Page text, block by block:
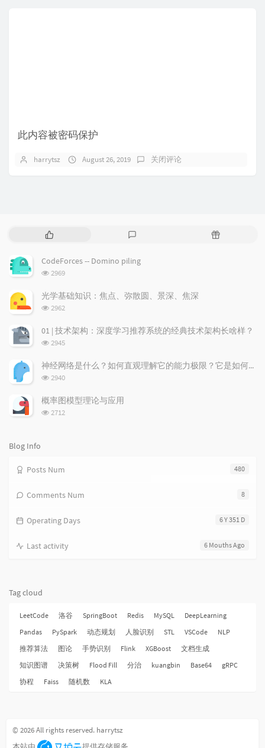
此内容被密码保护
harrytsz August 26, 2019 关闭评论
P
p
u
a
r
r
t
c
l
s
e
t
m
n
R
t
l
CodeForces -- Domino piling
浏
次
数:
2969
光学基础知识：焦点、弥散圆、景深、焦深
浏
次
数:
2962
01 | 技术架构：深度学习推荐系统的经典技术架构长啥样？
浏
次
数:
2945
神经网络是什么？如何直观理解它的能力极限？它是如何无限逼近真理？
浏
次
数:
2940
概率图模型理论与应用
浏
2712
Blog Info
480
Posts Num
8
Comments Num
6 Y 351 D
Operating Days
6 Mouths Ago
Last activity
Tag cloud
LeetCode 洛谷 SpringBoot Redis MySQL
DeepLearning
Pandas
PySpark 动态规划 人脸识别 STL VSCode
NLP
推荐算法
图论 手势识别 Flink XGBoost
文档生成
知识图谱
决策树 Flood Fill 分治 kuangbin Base64
gRPC
协程
Faiss 随机数 KLA
© 2026 All rights reserved. harrytsz